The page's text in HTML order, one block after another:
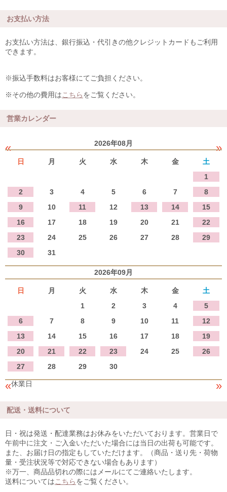
お支払い方法
お支払い方法は、銀行振込・代引きの他クレジットカードもご利用
できます。
※振込手数料はお客様にてご負担ください。
※その他の費用はこちらをご覧ください。
営業カレンダー
« »
2026年08月
日 月 火 水 木 金
土
1
2
3 4 5 6 7
8
9
10 11 12 13 14
15
16
17 18 19 20 21
22
23
24 25 26 27 28
29
30
31
2026年09月
日 月 火 水 木 金
土
1
2 3 4
5
6
7 8 9 10 11
12
13
14 15 16 17 18
19
20
21 22 23 24 25
26
27
28 29 30
« »
休業日
配送・送料について
日・祝は発送・配達業務はお休みをいただいております。営業日で
午前中に注文・ご入金いただいた場合には当日の出荷も可能です。
また、お届け日の指定もしていただけます。（商品・送り先・荷物
量・受注状況等で対応できない場合もあります）
※万一、商品品切れの際にはメールにてご連絡いたします。
送料についてはこちらをご覧ください。